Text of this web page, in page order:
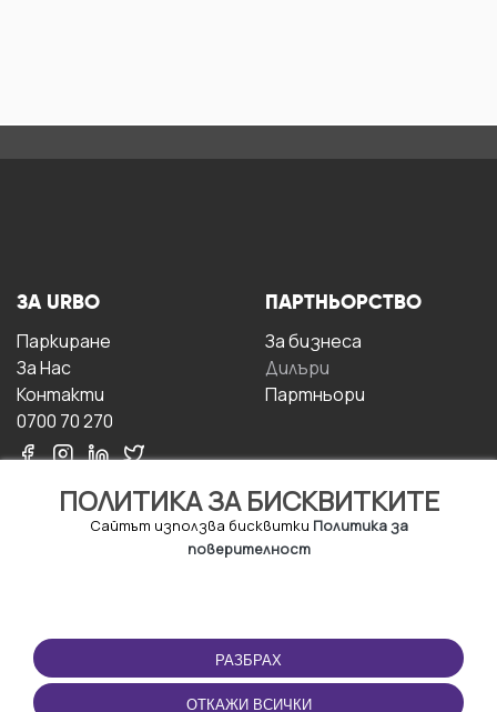
ПОЛИТИКА ЗА БИСКВИТКИТЕ
Сайтът използва бисквитки Политика за
поверителност
РАЗБРАХ
ОТКАЖИ ВСИЧКИ
ЗА URBO
Паркиране
За Hас
Контакти
0700 70 270
ПАРТНЬОРСТВО
За бизнесa
Дилъри
Партньори
ПОЛЗВАНЕ
Правила и условия за
ползване
ПРИЛОЖЕНИЕТО